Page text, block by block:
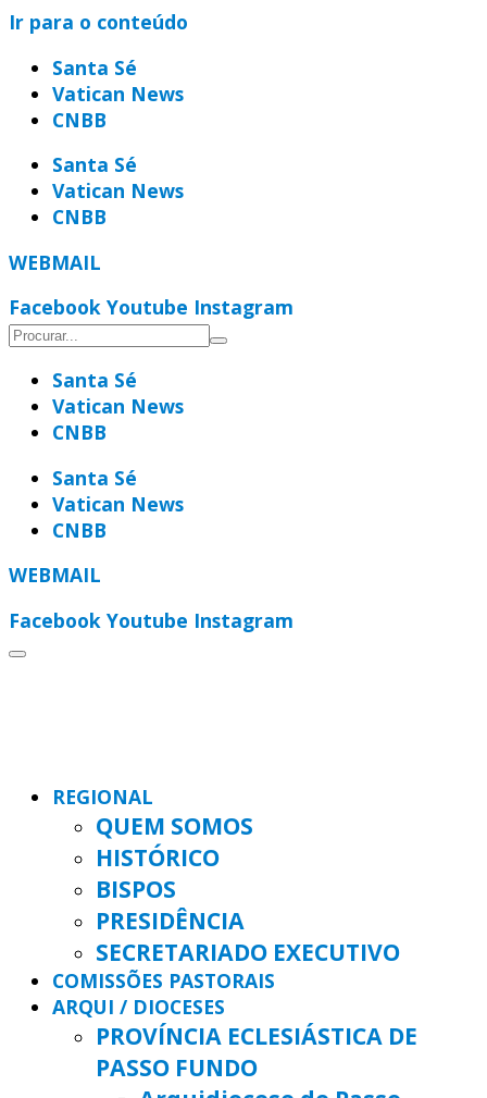
Ir para o conteúdo
Santa Sé
Vatican News
CNBB
Santa Sé
Vatican News
CNBB
WEBMAIL
Facebook Youtube Instagram
Santa Sé
Vatican News
CNBB
Santa Sé
Vatican News
CNBB
WEBMAIL
Facebook Youtube Instagram
REGIONAL
QUEM SOMOS
HISTÓRICO
BISPOS
PRESIDÊNCIA
SECRETARIADO EXECUTIVO
COMISSÕES PASTORAIS
ARQUI / DIOCESES
PROVÍNCIA ECLESIÁSTICA DE
PASSO FUNDO